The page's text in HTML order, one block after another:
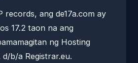
records, ang de17a.com ay
17.2 taon na ang
ng Hosting
d/b/a Registrar.eu.